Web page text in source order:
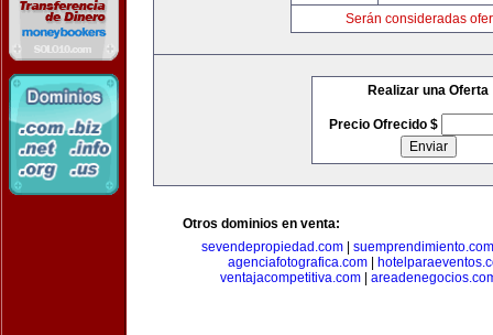
Serán consideradas
Realizar una Oferta
Precio Ofrecido $
Otros dominios en venta:
sevendepropiedad.com| suemprendimiento.com
agenciafotografica.com|
ventajacompetitiva.com